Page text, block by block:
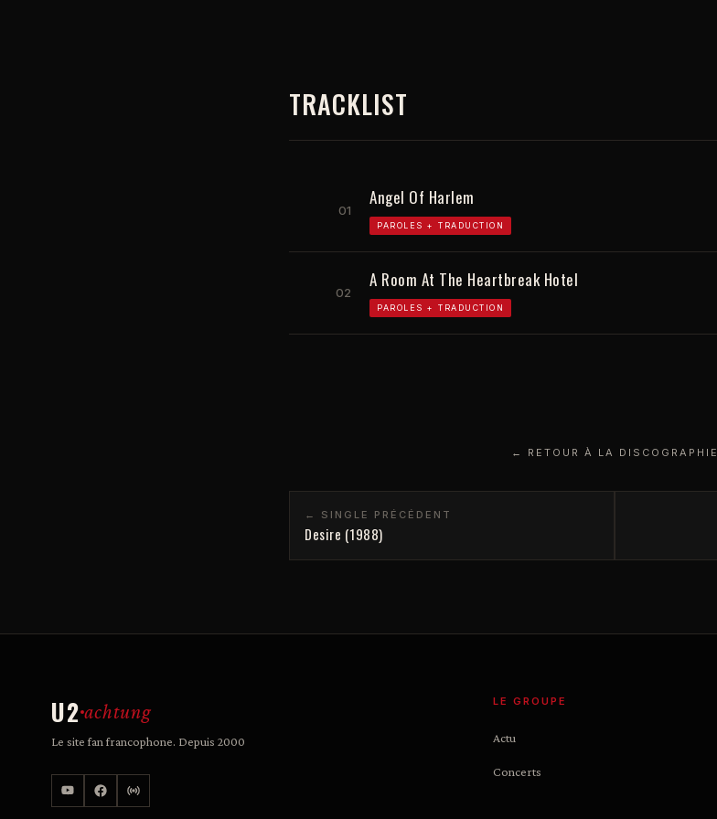
TRACKLIST
01
Angel Of Harlem
PAROLES + TRADUCTION
02
A Room At The Heartbreak Hotel
PAROLES + TRADUCTION
← RETOUR À LA DISCOGRAPHIE
← SINGLE PRÉCÉDENT
Desire (1988)
U2 achtung
Le site fan francophone. Depuis 2000
LE GROUPE
Actu
Concerts